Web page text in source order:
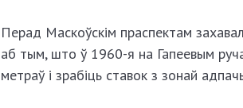
Перад Маскоўскім праспектам
аб тым, што ў 1960-я на Гапеевым
метраў і зрабіць ставок з зонай